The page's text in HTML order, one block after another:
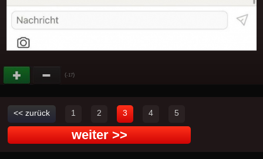
(-17)
<< zurück 1 2 3 4 5
weiter >>